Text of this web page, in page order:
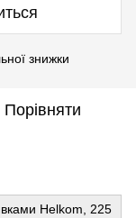
знижки
Порівняти
Helkom, 225